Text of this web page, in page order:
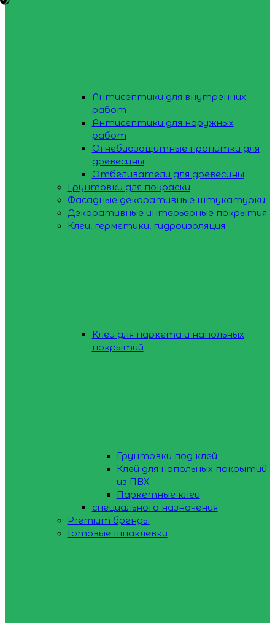
Антисептики для внутренних
работ
Антисептики для наружных
работ
Огнебиозащитные пропитки для
древесины
Отбеливатели для древесины
Грунтовки для покраски
Фасадные декоративные штукатурки
Декоративные интерьерные покрытия
Клеи, герметики, гидроизоляция
Клеи для паркета и напольных
покрытий
Грунтовки под клей
Клей для напольных покрытий
из ПВХ
Паркетные клеи
специального назначения
Premium бренды
Готовые шпаклевки